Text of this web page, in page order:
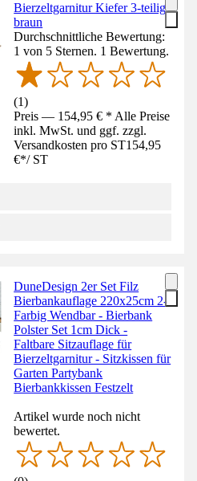
Bierzeltgarnitur Kiefer 3-teilig
braun
Durchschnittliche Bewertung:
1 von 5 Sternen. 1 Bewertung.
(1)
Preis — 154,95 € * Alle Preise
inkl. MwSt. und ggf. zzgl.
Versandkosten pro ST154,95
€*/ ST
DuneDesign 2er Set Filz
Bierbankauflage 220x25cm 2-
Farbig Wendbar - Bierbank
Polster Set 1cm Dick -
Faltbare Sitzauflage für
Bierzeltgarnitur - Sitzkissen für
Garten Partybank
Bierbankkissen Festzelt
Artikel wurde noch nicht
bewertet.